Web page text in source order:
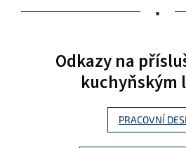
•
Odkazy na
kuchyňským
PRACOVNÍ